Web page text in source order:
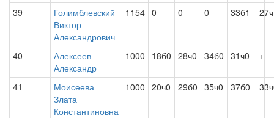
39
Голимблевский
Виктор
Александрович
1154 0 0 0 33б1
40
Алексеев
Александр
1000 18б0 28ч0 34б0 31ч0 +
41
Моисеева
Злата
Константиновна
1000 20ч0 29б0 35ч0 37б0